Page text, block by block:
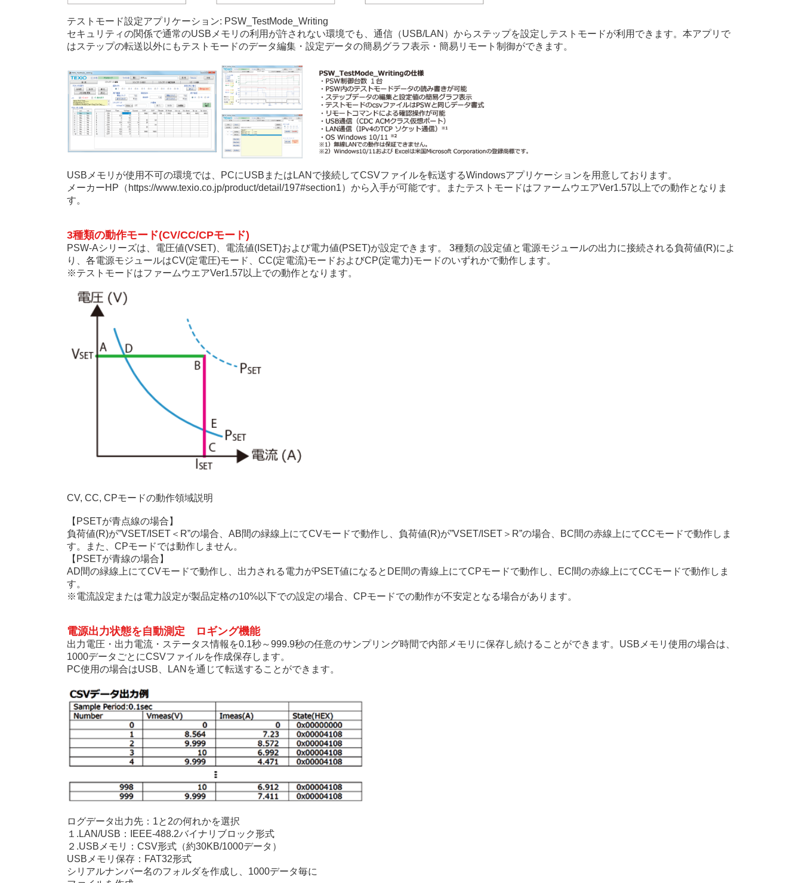
テストモード設定アプリケーション: PSW_TestMode_Writing
セキュリティの関係で通常のUSBメモリの利用が許されない環境でも、通信（USB/LAN）からステップを設定しテストモードが利用できます。本アプリで
はステップの転送以外にもテストモードのデータ編集・設定データの簡易グラフ表示・簡易リモート制御ができます。
USBメモリが使用不可の環境では、PCにUSBまたはLANで接続してCSVファイルを転送するWindowsアプリケーションを用意しております。
メーカーHP（https://www.texio.co.jp/product/detail/197#section1）から入手が可能です。またテストモードはファームウエアVer1.57以上での動作となりま
す。
3種類の動作モード(CV/CC/CPモード)
PSW-Aシリーズは、電圧値(VSET)、電流値(ISET)および電力値(PSET)が設定できます。 3種類の設定値と電源モジュールの出力に接続される負荷値(R)によ
り、各電源モジュールはCV(定電圧)モード、CC(定電流)モードおよびCP(定電力)モードのいずれかで動作します。
※テストモードはファームウエアVer1.57以上での動作となります。
CV, CC, CPモードの動作領域説明
【PSETが青点線の場合】
負荷値(R)が”VSET/ISET＜R”の場合、AB間の緑線上にてCVモードで動作し、負荷値(R)が”VSET/ISET＞R”の場合、BC間の赤線上にてCCモードで動作しま
す。また、CPモードでは動作しません。
【PSETが青線の場合】
AD間の緑線上にてCVモードで動作し、出力される電力がPSET値になるとDE間の青線上にてCPモードで動作し、EC間の赤線上にてCCモードで動作しま
す。
※電流設定または電力設定が製品定格の10%以下での設定の場合、CPモードでの動作が不安定となる場合があります。
電源出力状態を自動測定 ロギング機能
出力電圧・出力電流・ステータス情報を0.1秒～999.9秒の任意のサンプリング時間で内部メモリに保存し続けることができます。USBメモリ使用の場合は、
1000データごとにCSVファイルを作成保存します。
PC使用の場合はUSB、LANを通じて転送することができます。
ログデータ出力先：1と2の何れかを選択
１.LAN/USB：IEEE-488.2バイナリブロック形式
２.USBメモリ：CSV形式（約30KB/1000データ）
USBメモリ保存：FAT32形式
シリアルナンバー名のフォルダを作成し、1000データ毎に